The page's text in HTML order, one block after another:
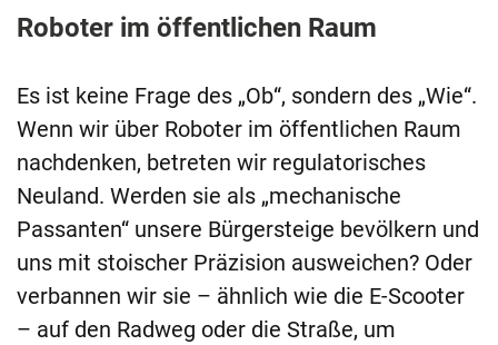
Roboter im öffentlichen Raum
Es ist keine Frage des „Ob“, sondern des „Wie“.
Wenn wir über Roboter im öffentlichen Raum
nachdenken, betreten wir regulatorisches
Neuland. Werden sie als „mechanische
Passanten“ unsere Bürgersteige bevölkern und
uns mit stoischer Präzision ausweichen? Oder
verbannen wir sie – ähnlich wie die E-Scooter
– auf den Radweg oder die Straße, um